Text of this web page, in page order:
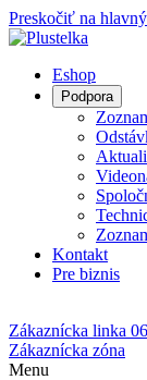
Preskočiť na
Eshop
Podpora
Kontakt
Pre biznis
Zákaznícka linka
Zákaznícka zóna
Menu